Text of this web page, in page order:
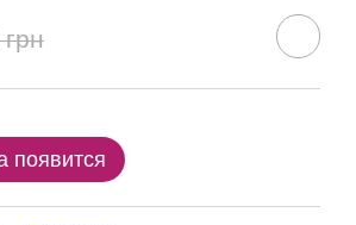
появится